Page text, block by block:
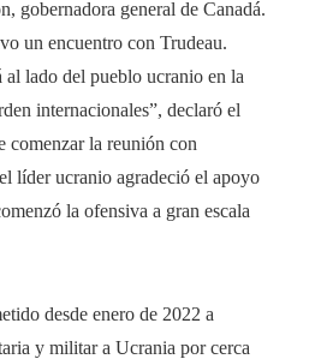
gobernadora general de Canadá.
un encuentro con Trudeau.
al lado del pueblo ucranio en la
internacionales”, declaró el
comenzar la reunión con
líder ucranio agradeció el apoyo
la ofensiva a gran escala
desde enero de 2022 a
y militar a Ucrania por cerca